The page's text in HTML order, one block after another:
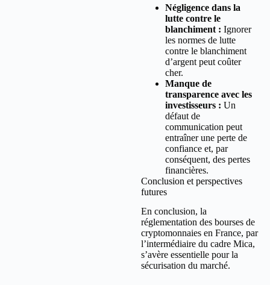
Négligence dans la
lutte contre le
blanchiment : Ignorer
les normes de lutte
contre le blanchiment
d’argent peut coûter
cher.
Manque de
transparence avec les
investisseurs : Un
défaut de
communication peut
entraîner une perte de
confiance et, par
conséquent, des pertes
financières.
Conclusion et perspectives
futures
En conclusion, la
réglementation des bourses de
cryptomonnaies en France, par
l’intermédiaire du cadre Mica,
s’avère essentielle pour la
sécurisation du marché.